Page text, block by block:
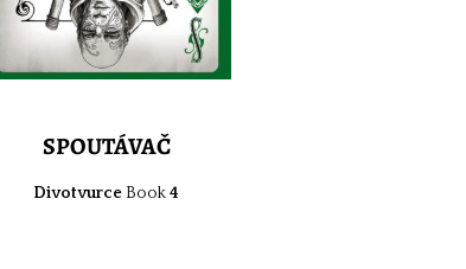
SPOUTÁVAČ
DivotvurceBook4